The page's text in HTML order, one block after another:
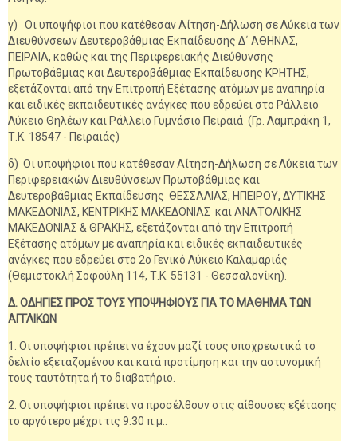
γ) Οι υποψήφιοι που κατέθεσαν Αίτηση-Δήλωση σε Λύκεια των
Διευθύνσεων Δευτεροβάθμιας Εκπαίδευσης Δ΄ ΑΘΗΝΑΣ,
ΠΕΙΡΑΙΑ, καθώς και της Περιφερειακής Διεύθυνσης
Πρωτοβάθμιας και Δευτεροβάθμιας Εκπαίδευσης ΚΡΗΤΗΣ,
εξετάζονται από την Επιτροπή Εξέτασης ατόμων με αναπηρία
και ειδικές εκπαιδευτικές ανάγκες που εδρεύει στο Ράλλειο
Λύκειο Θηλέων και Ράλλειο Γυμνάσιο Πειραιά (Γρ. Λαμπράκη 1,
Τ.Κ. 18547 - Πειραιάς)
δ) Οι υποψήφιοι που κατέθεσαν Αίτηση-Δήλωση σε Λύκεια των
Περιφερειακών Διευθύνσεων Πρωτοβάθμιας και
Δευτεροβάθμιας Εκπαίδευσης ΘΕΣΣΑΛΙΑΣ, ΗΠΕΙΡΟΥ, ΔΥΤΙΚΗΣ
ΜΑΚΕΔΟΝΙΑΣ, ΚΕΝΤΡΙΚΗΣ ΜΑΚΕΔΟΝΙΑΣ και ΑΝΑΤΟΛΙΚΗΣ
ΜΑΚΕΔΟΝΙΑΣ & ΘΡΑΚΗΣ, εξετάζονται από την Επιτροπή
Εξέτασης ατόμων με αναπηρία και ειδικές εκπαιδευτικές
ανάγκες που εδρεύει στο 2ο Γενικό Λύκειο Καλαμαριάς
(Θεμιστοκλή Σοφούλη 114, Τ.Κ. 55131 - Θεσσαλονίκη).
Δ. ΟΔΗΓΙΕΣ ΠΡΟΣ ΤΟΥΣ ΥΠΟΨΗΦΙΟΥΣ ΓΙΑ ΤΟ ΜΑΘΗΜΑ ΤΩΝ
ΑΓΓΛΙΚΩΝ
1. Οι υποψήφιοι πρέπει να έχουν μαζί τους υποχρεωτικά το
δελτίο εξεταζομένου και κατά προτίμηση και την αστυνομική
τους ταυτότητα ή το διαβατήριο.
2. Οι υποψήφιοι πρέπει να προσέλθουν στις αίθουσες εξέτασης
το αργότερο μέχρι τις 9:30 π.μ..